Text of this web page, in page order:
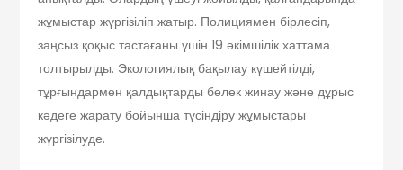
жұмыстар жүргізіліп жатыр. Полициямен бірлесіп,
заңсыз қоқыс тастағаны үшін 19 әкімшілік хаттама
толтырылды. Экологиялық бақылау күшейтілді,
тұрғындармен қалдықтарды бөлек жинау және дұрыс
кәдеге жарату бойынша түсіндіру жұмыстары
жүргізілуде.